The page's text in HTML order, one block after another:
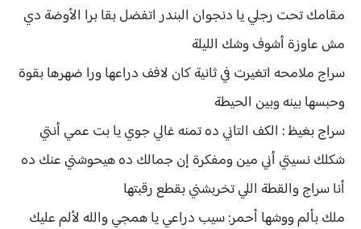
مقامك تحت رجلي يا دنجوان البندر اتفضل بقا برا الأوضة دي
مش عاوزة أشوف وشك الليلة
سراج ملامحه اتغيرت في ثانية كان لافف دراعها ورا ضهرها بقوة
وحبسها بينه وبين الحيطة
سراج بغيظ : الكف التاني ده تمنه غالي جوي يا بت عمي أنتي
شكلك نسيتي أني مين ومفكرة إن جمالك ده هيحوشني عنك ده
أنا سراج والقطة اللي تخربشني بقطع رقبتها
ملك بألم ووشها أحمر: سيب دراعي يا همجي والله لألم عليك